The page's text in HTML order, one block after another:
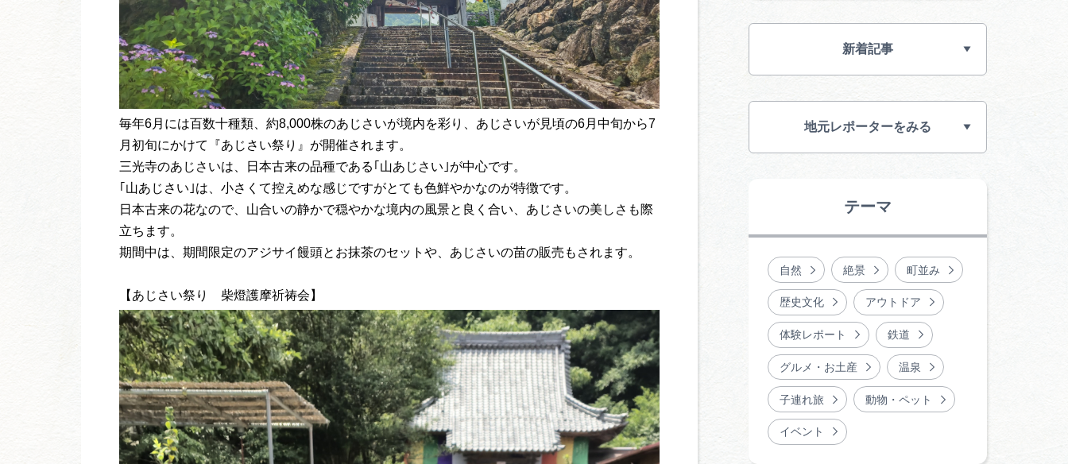
毎年6月には百数十種類、約8,000株のあじさいが境内を彩り、あじさいが見頃の6月中旬から7
月初旬にかけて『あじさい祭り』が開催されます。
三光寺のあじさいは、日本古来の品種である｢山あじさい｣が中心です。
｢山あじさい｣は、小さくて控えめな感じですがとても色鮮やかなのが特徴です。
日本古来の花なので、山合いの静かで穏やかな境内の風景と良く合い、あじさいの美しさも際
立ちます。
期間中は、期間限定のアジサイ饅頭とお抹茶のセットや、あじさいの苗の販売もされます。
【あじさい祭り 柴燈護摩祈祷会】
新着記事
地元レポーターをみる
テーマ
自然 絶景 町並み
歴史文化 アウトドア
体験レポート 鉄道
グルメ・お土産 温泉
子連れ旅 動物・ペット
イベント